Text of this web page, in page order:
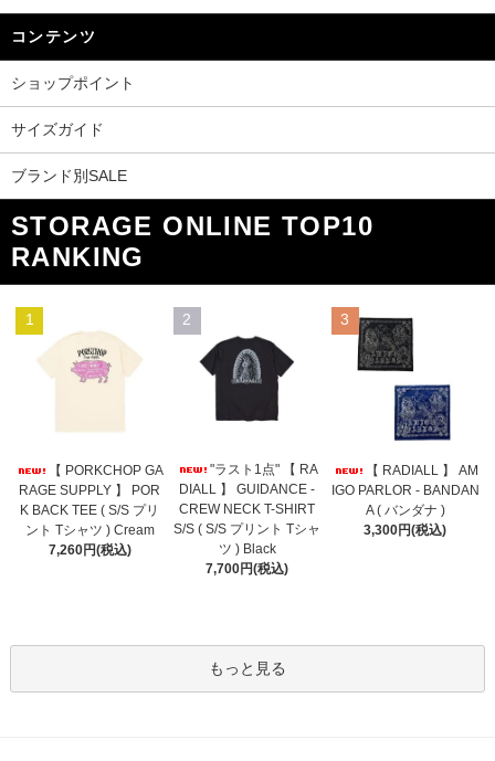
コンテンツ
ショップポイント
サイズガイド
ブランド別SALE
STORAGE ONLINE TOP10
RANKING
1
【 PORKCHOP GA
RAGE SUPPLY 】 POR
K BACK TEE ( S/S プリ
ント Tシャツ ) Cream
7,260円(税込)
2
"ラスト1点" 【 RA
DIALL 】 GUIDANCE -
CREW NECK T-SHIRT
S/S ( S/S プリント Tシャ
ツ ) Black
7,700円(税込)
3
【 RADIALL 】 AM
IGO PARLOR - BANDAN
A ( バンダナ )
3,300円(税込)
もっと見る